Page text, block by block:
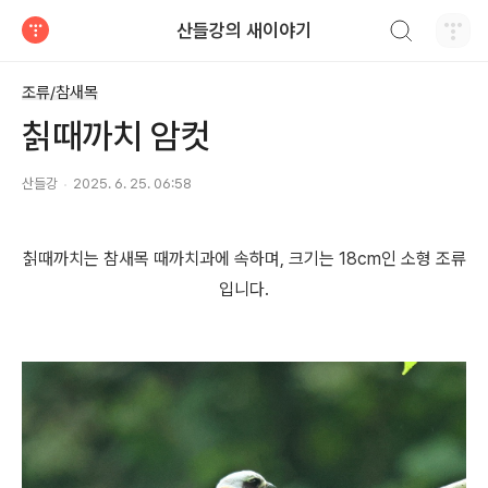
산들강의 새이야기
조류/참새목
칡때까치 암컷
산들강 2025. 6. 25. 06:58
칡때까치는 참새목 때까치과에 속하며, 크기는 18cm인 소형 조류
입니다.